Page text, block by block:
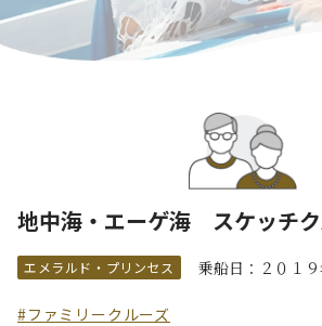
地中海・エーゲ海 スケッチ
エメラルド・プリンセス 乗船日：２０１
#ファミリークルーズ